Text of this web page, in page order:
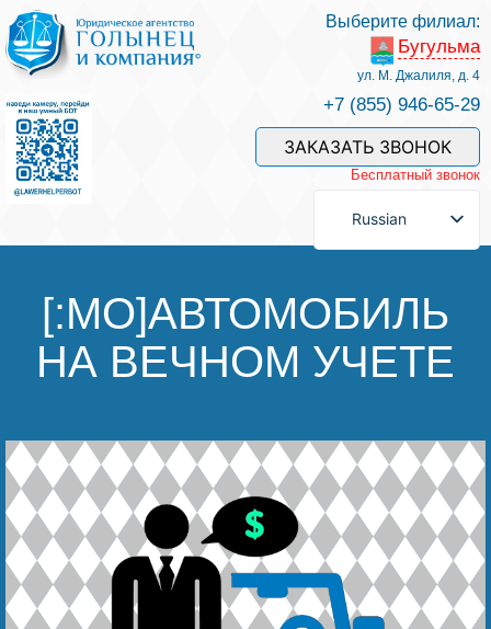
Услуги и наши специалисты
Оплата услуг
Задать вопрос
Отзывы
Наши победы
Видео о нас
Выберите филиал:
Бугульма
ул. М. Джалиля, д. 4
+7 (855) 946-65-29
ЗАКАЗАТЬ ЗВОНОК
Бесплатный звонок
Russian
[:MO]АВТОМОБИЛЬ
НА ВЕЧНОМ УЧЕТЕ